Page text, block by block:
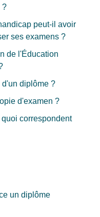
?
peut-il avoir
ses examens ?
de l'Éducation
diplôme ?
d'examen ?
correspondent
un diplôme